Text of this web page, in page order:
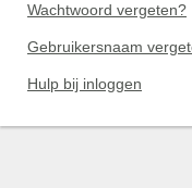
Wachtwoord vergeten?
Gebruikersnaam
Hulp bij inloggen